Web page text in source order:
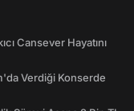
Cansever Hayatını
Verdiği Konserde